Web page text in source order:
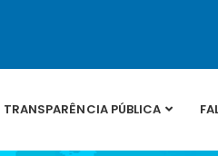
TRANSPARÊNCIA PÚBLICA